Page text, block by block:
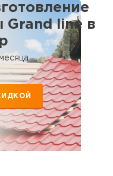
Grand line в